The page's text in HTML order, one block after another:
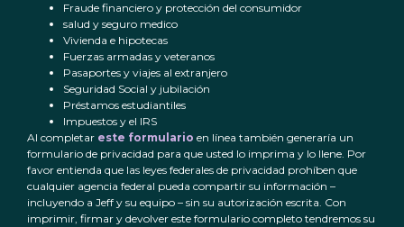
Fraude financiero y protección del consumidor
salud y seguro medico
Vivienda e hipotecas
Fuerzas armadas y veteranos
Pasaportes y viajes al extranjero
Seguridad Social y jubilación
Préstamos estudiantiles
Impuestos y el IRS
Al completar este formulario en línea también generaría un
formulario de privacidad para que usted lo imprima y lo llene. Por
favor entienda que las leyes federales de privacidad prohíben que
cualquier agencia federal pueda compartir su información –
incluyendo a Jeff y su equipo – sin su autorización escrita. Con
imprimir, firmar y devolver este formulario completo tendremos su